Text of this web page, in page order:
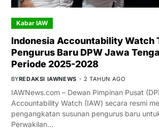
Kabar IAW
Indonesia Accountability Watch
Pengurus Baru DPW Jawa
Periode 2025-2028
BYREDAKSI IAWNEWS 2 TAHUN AGO
IAWNews.com – Dewan Pimpinan Pusat
Accountability Watch (IAW) secara resmi
pengangkatan susunan pengurus baru
Perwakilan…